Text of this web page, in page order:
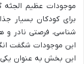
موجودات عظیم الجثه
برای کودکان بسیار
شناسی، فرصتی نادر و
این موجودات شگفت
این بخش به عنوان یکی